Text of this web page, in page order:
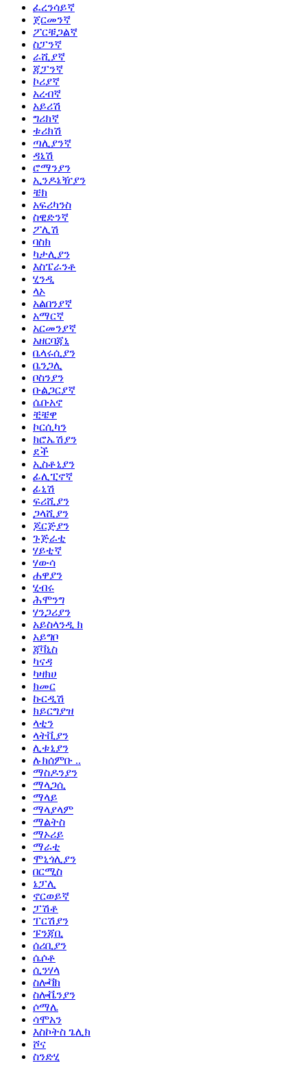
ፈረንሳይኛ
ጀርመንኛ
ፖርቹጋልኛ
ስፓንኛ
ራሺያኛ
ጃፓንኛ
ኮሪያኛ
አረብኛ
አይሪሽ
ግሪክኛ
ቱሪክሽ
ጣሊያንኛ
ዳኒሽ
ሮማንያን
ኢንዶኔዥያን
ቼክ
አፍሪካንስ
ስዊድንኛ
ፖሊሽ
ባስክ
ካታሊያን
እስፔራንቶ
ሂንዲ
ላኦ
አልበንያኛ
አማርኛ
አርመንያኛ
አዘርባጃኒ
ቤላሩሲያን
ቤንጋሊ
ቦስንያን
ቡልጋርያኛ
ሴቡአኖ
ቺቼዋ
ኮርሲካን
ክሮኤሽያን
ደች
ኢስቶኒያን
ፊሊፒኖኛ
ፊኒሽ
ፍሪሺያን
ጋላሺያን
ጆርጅያን
ጉጅራቲ
ሃይቲኛ
ሃውሳ
ሐዋያን
ሂብሩ
ሕሞንግ
ሃንጋሪያን
አይስላንዲ ክ
አይግቦ
ጃቫኒስ
ካናዳ
ካዛክሀ
ክመር
ኩርዲሽ
ክይርግያዝ
ላቲን
ላትቪያን
ሊቱኒያን
ሉክሰምቡ ..
ማስዶንያን
ማላጋሲ
ማላይ
ማላያላም
ማልትስ
ማኦሪይ
ማራቲ
ሞኒጎሊያን
በርሚስ
ኔፓሊ
ኖርወይኛ
ፓሽቶ
ፐርሽያን
ፑንጃቢ
ሰሪቢያን
ሴሶቶ
ሲንሃላ
ስሎቫክ
ስሎቬንያን
ሶማሌ
ሳሞአን
እስኮትስ ጌሊክ
ሾና
ስንድሂ